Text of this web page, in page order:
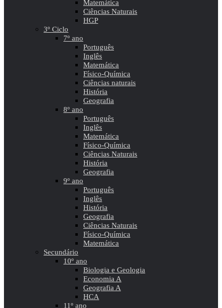
Matemática
Ciências Naturais
HGP
3º Ciclo
7º ano
Português
Inglês
Matemática
Físico-Química
Ciências naturais
História
Geografia
8º ano
Português
Inglês
Matemática
Físico-Química
Ciências Naturais
História
Geografia
9º ano
Português
Inglês
História
Geografia
Ciências Naturais
Físico-Química
Matemática
Secundário
10º ano
Biologia e Geologia
Economia A
Geografia A
HCA
11º ano